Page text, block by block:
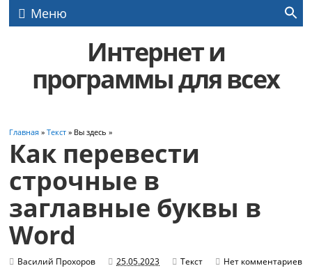
Меню
Интернет и
программы для всех
Главная »Текст » Вы здесь »
Как перевести
строчные в
заглавные буквы в
Word
Василий Прохоров 25.05.2023 Текст Нет комментариев